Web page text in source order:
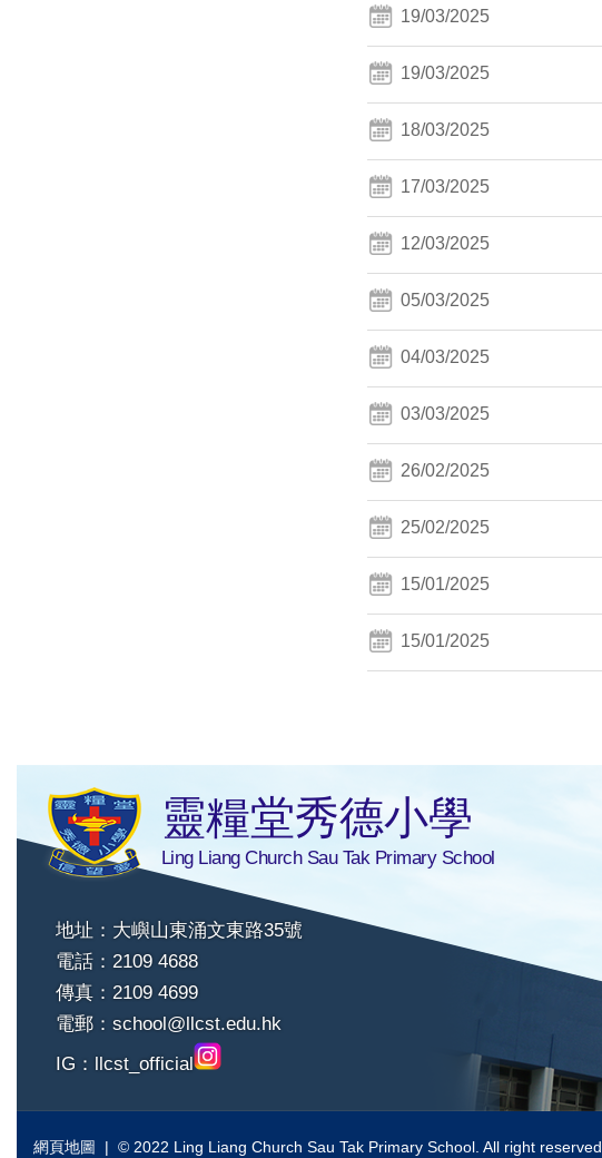
19/03/2025
19/03/2025
18/03/2025
17/03/2025
12/03/2025
05/03/2025
04/03/2025
03/03/2025
26/02/2025
25/02/2025
15/01/2025
15/01/2025
靈糧堂秀德小學
Ling Liang Church Sau Tak Primary School
地址：大嶼山東涌文東路35號
電話：2109 4688
傳真：2109 4699
電郵： school@llcst.edu.hk
IG：
llcst_official
網頁地圖 | © 2022 Ling Liang Church Sau Tak Primary School. All right reserved